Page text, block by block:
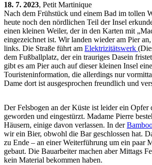
18. 7. 2023, Petit Martinique
Nach dem Frühstück und einem Bad im tollen
heute noch den nördlichen Teil der Insel
einen kleinen Weiler, der in den Karten mit
eingezeichnet ist. Wir landen wieder am Pier
links. Die Straße führt am Elektrizitätswerk
dem Fußballplatz, der ein trauriges Dasein
gibt es am Pier auch auf dieser kleinen Insel eine
Touristeninformation, die allerdings nur
Dame dort ist ausgesprochen freundlich und
Der Felsbogen an der Küste ist leider ein Opfer
geworden und eingestürzt. Madame Pierre
Häusern, einige davon verlassen. In der
wir ein Bier, obwohl die Bar geschlossen hat.
zu Ende – an einer Weiterführung um ein paar
gebaut. Die Bauarbeiter machen aber Mittags
kein Material bekommen haben.